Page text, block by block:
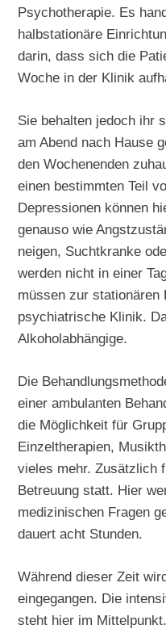
Psychotherapie. Es
halbstationäre
darin, dass sich die
Woche in der Klinik
Sie behalten jedoch ihr
am Abend nach Hause
den Wochenenden
einen bestimmten Teil
Depressionen können
genauso wie
neigen, Suchtkranke
werden nicht in einer
müssen zur stationären
psychiatrische Klinik.
Alkoholabhängige.
Die
einer ambulanten
die Möglichkeit für
Einzeltherapien,
vieles mehr. Zusätzlich
Betreuung statt. Hier
medizinischen Fragen
dauert acht Stunden.
Während dieser Zeit
eingegangen. Die
steht hier im